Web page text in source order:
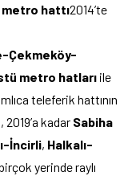
hattı2014’te
Çekmeköy-
metro hatları ile
teleferik hattının
kadar Sabiha
İncirli, Halkalı-
yerinde raylı